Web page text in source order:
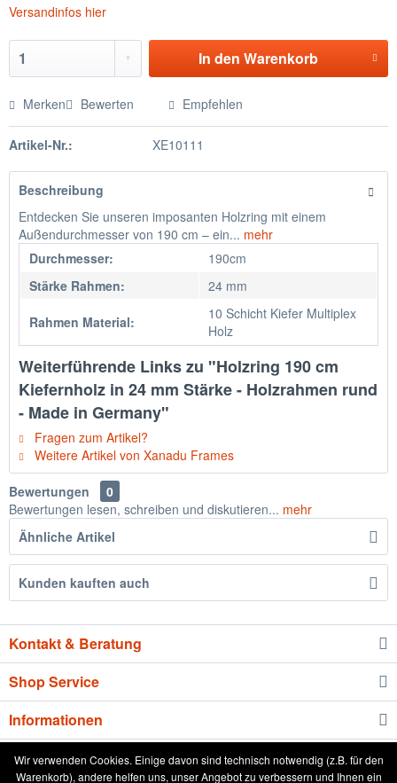
Versandinfos hier
In den Warenkorb
Merken Bewerten Empfehlen
Artikel-Nr.: XE10111
Beschreibung
Entdecken Sie unseren imposanten Holzring mit einem
Außendurchmesser von 190 cm – ein... mehr
Durchmesser:
190cm
Stärke Rahmen:
24 mm
Rahmen Material:
10 Schicht Kiefer Multiplex
Holz
Weiterführende Links zu "Holzring 190 cm
Kiefernholz in 24 mm Stärke - Holzrahmen rund
- Made in Germany"
Fragen zum Artikel?
Weitere Artikel von Xanadu Frames
Bewertungen
0
Bewertungen lesen, schreiben und diskutieren... mehr
Ähnliche Artikel
Kunden kauften auch
Kontakt & Beratung
Shop Service
Informationen
Newsletter
Wir verwenden Cookies. Einige davon sind technisch notwendig (z.B. für den
Warenkorb), andere helfen uns, unser Angebot zu verbessern und Ihnen ein